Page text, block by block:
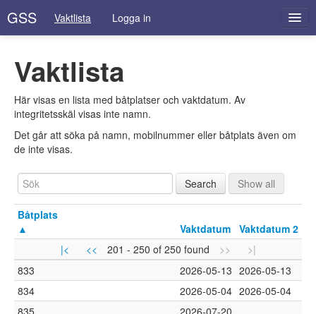
GSS Vaktlista Logga in
Vaktlista
Här visas en lista med båtplatser och vaktdatum. Av
integritetsskäl visas inte namn.
Det går att söka på namn, mobilnummer eller båtplats även om
de inte visas.
Båtplats
▲
Vaktdatum Vaktdatum 2
|<
<< 201 - 250 of 250 found >>
>|
833
2026-05-13 2026-05-13
834
2026-05-04 2026-05-04
835
2026-07-20